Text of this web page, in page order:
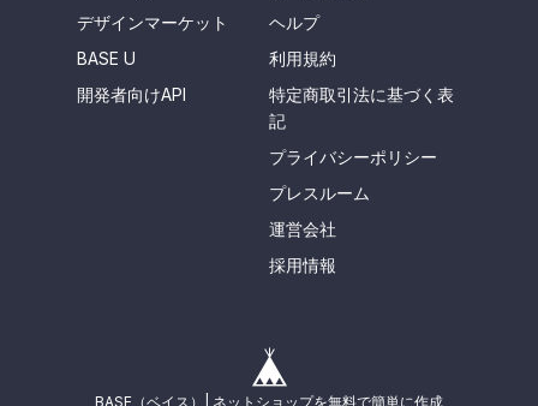
デザインマーケット
BASE U
開発者向けAPI
ヘルプ
利用規約
特定商取引法に基づく表
記
プライバシーポリシー
プレスルーム
運営会社
採用情報
BASE（ベイス）| ネットショップを無料で簡単に作成